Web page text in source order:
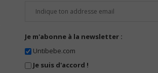
Je m'abonne à la newsletter :
Untibebe.com
Je suis d'accord !